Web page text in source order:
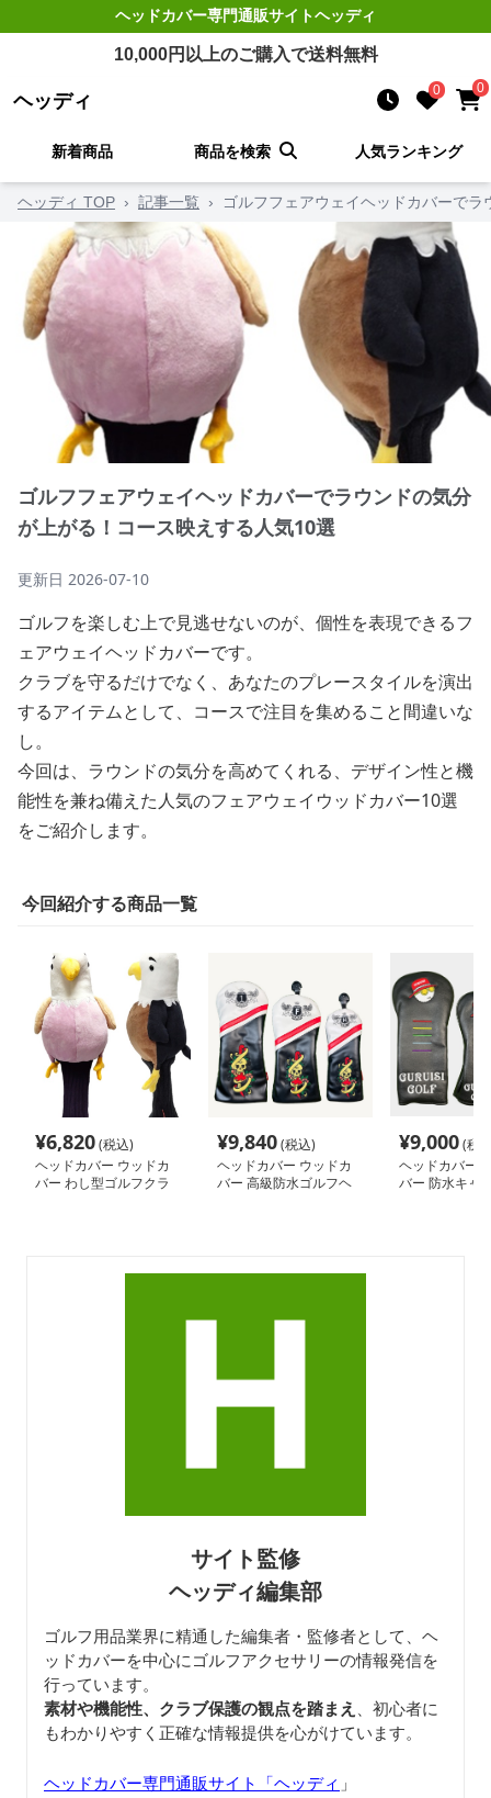
ヘッドカバー専門通販サイトヘッディ
10,000円以上のご購入で送料無料
ヘッディ 0 0
新着商品 商品を検索 人気ランキング
ヘッディ TOP › 記事一覧 › ゴルフフェアウェイヘッドカバーで
ゴルフフェアウェイヘッドカバーでラウンドの気分
が上がる！コース映えする人気10選
更新日 2026-07-10
ゴルフを楽しむ上で見逃せないのが、個性を表現できるフ
ェアウェイヘッドカバーです。
クラブを守るだけでなく、あなたのプレースタイルを演出
するアイテムとして、コースで注目を集めること間違いな
し。
今回は、ラウンドの気分を高めてくれる、デザイン性と機
能性を兼ね備えた人気のフェアウェイウッドカバー10選
をご紹介します。
今回紹介する商品一覧
¥6,820(税込)
ヘッドカバー ウッドカ
バー わし型ゴルフクラ
¥9,840(税込)
ヘッドカバー ウッドカ
バー 高級防水ゴルフヘ
¥9,000(税
ヘッドカバー
バー 防水キャ
サイト監修
ヘッディ編集部
ゴルフ用品業界に精通した編集者・監修者として、ヘ
ッドカバーを中心にゴルフアクセサリーの情報発信を
行っています。
素材や機能性、クラブ保護の観点を踏まえ
、初心者に
もわかりやすく正確な情報提供を心がけています。
ヘッドカバー専門通販サイト「ヘッディ 」